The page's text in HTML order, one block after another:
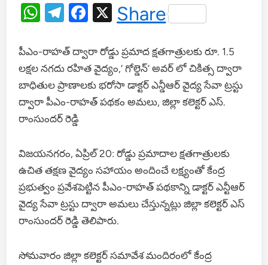
WhatsApp
Telegram
Facebook
X
Share
పీఎం-రాహత్ ద్వారా రోడ్డు ప్రమాద క్షతగాత్రులకు రూ. 1.5
లక్షల నగదు రహిత వైద్యం,’ గోల్డెన్’ అవర్ లో చికిత్స ద్వారా
బాధితుల ప్రాణాలకు భరోసా డాక్ట‌ర్ ఎన్డీఆర్ వైద్య సేవా ట్ర‌స్టు
ద్వారా పీఎం-రాహ‌త్ ప‌థ‌కం అమ‌లు, జిల్లా కలెక్టర్ ఎస్.
రాంసుందర్ రెడ్డి
విజయనగరం, ఏప్రిల్ 20: రోడ్డు ప్రమాదాల క్షతగాత్రులకు
ఉచిత తక్షణ వైద్యం సహాయం అందించే లక్ష్యంతో కేంద్ర
ప్రభుత్వం ప్రవేశపెట్టిన పీఎం-రాహత్ పథకాన్ని డాక్టర్ ఎన్టీఆర్
వైద్య సేవా ట్రస్టు ద్వారా అమలు చేస్తున్నట్లు జిల్లా కలెక్టర్ ఎస్
రాంసుందర్ రెడ్డి తెలిపారు.
సోమవారం జిల్లా కలెక్టర్ సమావేశ మందిరంలో కేంద్ర